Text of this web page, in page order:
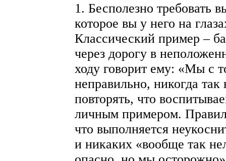
1. Бесполезно требовать
которое вы у него на
Классический пример –
через дорогу в
ходу говорит ему: «Мы с
неправильно, никогда
повторять, что
личным примером.
что выполняется
и никаких «вообще так